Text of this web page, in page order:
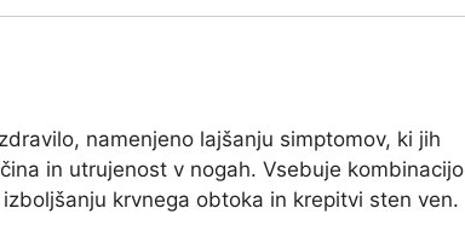
namenjeno lajšanju simptomov, ki jih
in utrujenost v nogah. Vsebuje kombinacijo
krvnega obtoka in krepitvi sten ven.